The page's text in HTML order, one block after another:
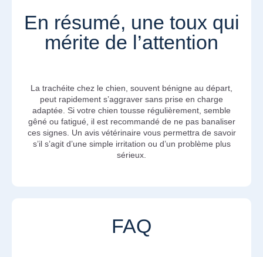
En résumé, une toux qui
mérite de l’attention
La trachéite chez le chien, souvent bénigne au départ,
peut rapidement s’aggraver sans prise en charge
adaptée. Si votre chien tousse régulièrement, semble
gêné ou fatigué, il est recommandé de ne pas banaliser
ces signes. Un avis vétérinaire vous permettra de savoir
s’il s’agit d’une simple irritation ou d’un problème plus
sérieux.
FAQ